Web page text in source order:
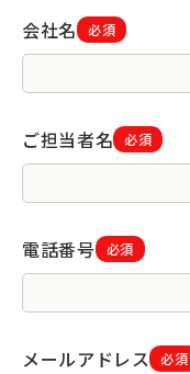
必須
会社名
必須
ご担当者名
必須
電話番号
必須
メールアドレス